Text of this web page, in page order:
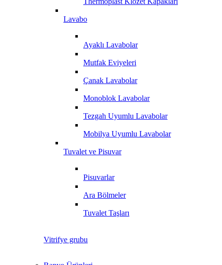
Lavabo
Ayaklı Lavabolar
Mutfak Eviyeleri
Çanak Lavabolar
Monoblok Lavabolar
Tezgah Uyumlu Lavabolar
Mobilya Uyumlu Lavabolar
Tuvalet ve Pisuvar
Pisuvarlar
Ara Bölmeler
Tuvalet Taşları
Vitrifye grubu